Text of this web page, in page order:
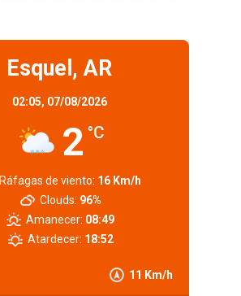
Esquel, AR
02:05, 07/08/2026
2 °C
11 Km/h
Ráfagas de viento: 16 Km/h
Clouds: 96%
Amanecer: 08:49
Atardecer: 18:52